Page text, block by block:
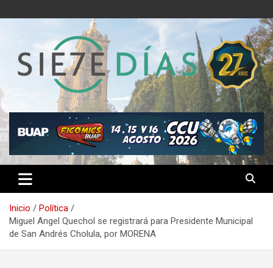
al
Semanario 7 Días
Inicio
Política
Miguel Angel Quechol se registrará para Presidente Municipal
de San Andrés Cholula, por MORENA